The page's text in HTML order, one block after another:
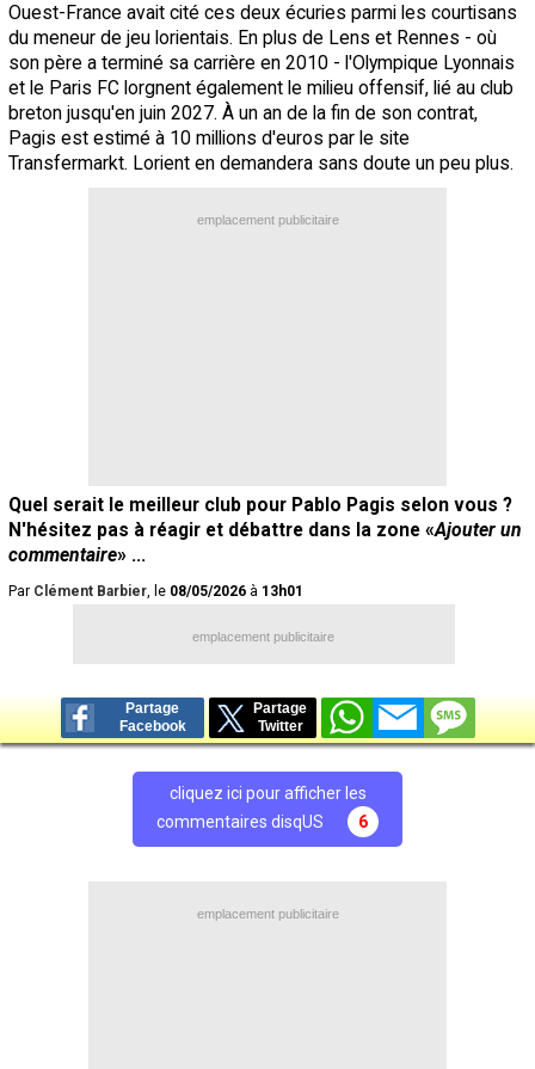
Ouest-France avait cité ces deux écuries parmi les courtisans
du meneur de jeu lorientais. En plus de Lens et Rennes - où
son père a terminé sa carrière en 2010 - l'Olympique Lyonnais
et le Paris FC lorgnent également le milieu offensif, lié au club
breton jusqu'en juin 2027. À un an de la fin de son contrat,
Pagis est estimé à 10 millions d'euros par le site
Transfermarkt. Lorient en demandera sans doute un peu plus.
emplacement publicitaire
Quel serait le meilleur club pour Pablo Pagis selon vous ?
N'hésitez pas à réagir et débattre dans la zone «Ajouter un
commentaire» ...
Par Clément Barbier, le 08/05/2026 à 13h01
emplacement publicitaire
Partage
Facebook
Partage
Twitter
cliquez ici pour afficher les
commentaires disqUS
6
emplacement publicitaire